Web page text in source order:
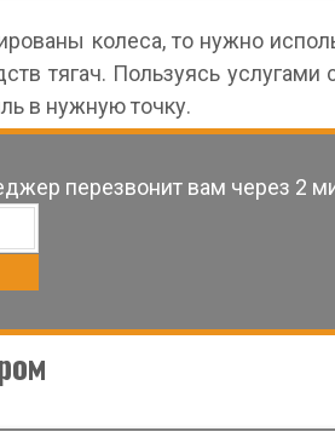
колеса, то нужно
тягач. Пользуясь услугами
в нужную точку.
перезвонит вам через 2